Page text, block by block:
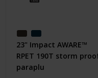
23" Impact AWARE™
RPET 190T storm
paraplu